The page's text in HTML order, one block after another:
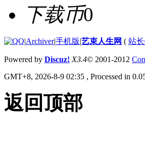
下载币0
|Archiver|手机版|艺束人生网 ( 站
Powered by Discuz! X3.4© 2001-2012
GMT+8, 2026-8-9 02:35 , Processed in
返回顶部